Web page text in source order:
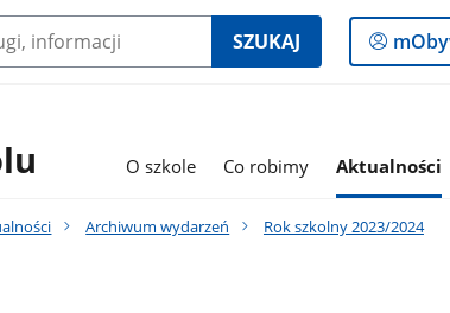
SZUKAJ
do
O szkole Co robimy Aktualności
Archiwum wydarzeń
Rok szkolny 2023/2024